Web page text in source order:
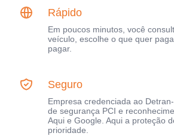
Rápido
Em poucos minutos, você
veículo, escolhe o que quer
pagar.
Seguro
Empresa credenciada ao
de segurança PCI e
Aqui e Google. Aqui a proteção
prioridade.